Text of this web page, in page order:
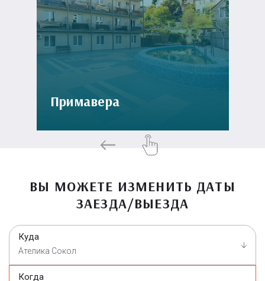
Примавера
ВЫ МОЖЕТЕ ИЗМЕНИТЬ ДАТЫ
ЗАЕЗДА/ВЫЕЗДА
Куда
Ателика Сокол
Когда